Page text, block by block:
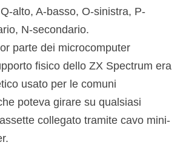
alto, A-basso, O-sinistra, P-
N-secondario.
parte dei microcomputer
fisico dello ZX Spectrum era
usato per le comuni
poteva girare su qualsiasi
collegato tramite cavo mini-